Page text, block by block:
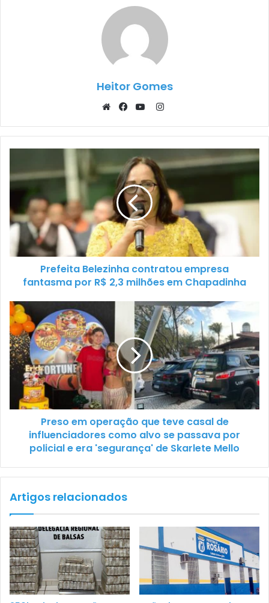
Heitor Gomes
Instagram
Prefeita Belezinha contratou empresa
fantasma por R$ 2,3 milhões em Chapadinha
Preso em operação que teve casal de
influenciadores como alvo se passava por
policial e era 'segurança' de Skarlete Mello
Artigos relacionados